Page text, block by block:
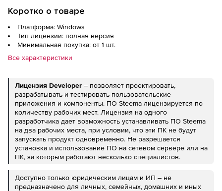
Коротко о товаре
Платформа: Windows
Тип лицензии: полная версия
Минимальная покупка: от 1 шт.
Все характеристики
Лицензия Developer – позволяет проектировать,
разрабатывать и тестировать пользовательские
приложения и компоненты. ПО Steema лицензируется по
количеству рабочих мест. Лицензия на одного
разработчика дает возможность устанавливать ПО Steema
на два рабочих места, при условии, что эти ПК не будут
запускать продукт одновременно. Не разрешается
установка и использование ПО на сетевом сервере или на
ПК, за которым работают несколько специалистов.
Доступно только юридическим лицам и ИП – не
предназначено для личных, семейных, домашних и иных